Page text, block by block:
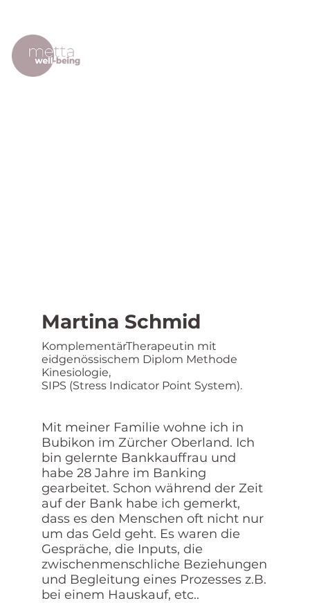
Martina Schmid
KomplementärTherapeutin mit
eidgenössischem Diplom Methode
Kinesiologie,
SIPS (Stress Indicator Point System).
Mit meiner Familie wohne ich in
Bubikon im Zürcher Oberland. Ich
bin gelernte Bankkauffrau und
habe 28 Jahre im Banking
gearbeitet. Schon während der Zeit
auf der Bank habe ich gemerkt,
dass es den Menschen oft nicht nur
um das Geld geht. Es waren die
Gespräche, die Inputs, die
zwischenmenschliche Beziehungen
und Begleitung eines Prozesses z.B.
bei einem Hauskauf, etc..